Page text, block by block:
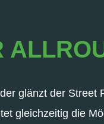
glänzt der
gleichzeitig die